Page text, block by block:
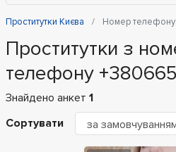
Проститутки Києва Номер
Проститутки з
телефону
Знайдено анкет 1
Сортувати